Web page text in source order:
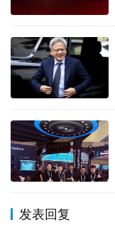
发表回复